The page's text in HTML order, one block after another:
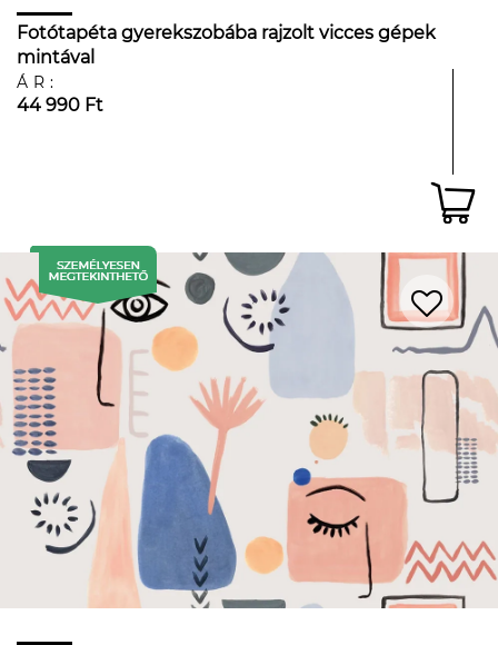
Fotótapéta gyerekszobába rajzolt vicces gépek
mintával
ÁR:
44 990 Ft